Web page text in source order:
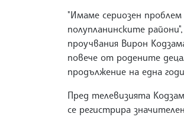
"Имаме сериозен
полупланинските
проучвания Вирон
повече от родените
продължение на една
Пред телевизията
се регистрира